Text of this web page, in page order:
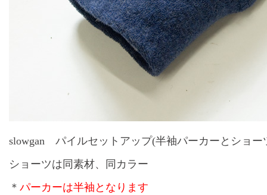
slowgan パイルセットアップ(半袖パーカーとショ
ショーツは同素材、同カラー
＊ パーカーは半袖となります